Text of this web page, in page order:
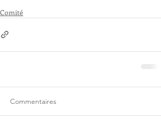
Comité
Commentaires